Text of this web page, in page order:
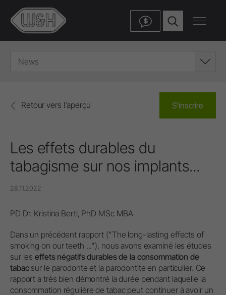
$
News
Retour vers l'aperçu S'inscrire
Les effets durables du
tabagisme sur nos implants...
28.11.2022
PD Dr. Kristina Bertl, PhD MSc MBA
Dans un précédent rapport ("The long-lasting effects of
smoking on our teeth ..."), nous avons examiné les études
sur leseffets négatifs durables de la consommation de
tabacsur le parodonte et la parodontite en particulier. Ce
rapport a très bien démontré la durée pendant laquelle la
consommation régulière de tabac peut continuer à avoir un